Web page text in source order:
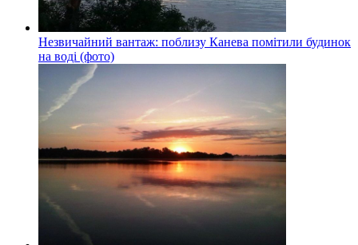
Незвичайний вантаж: поблизу Канева помітили будинок
на воді (фото)